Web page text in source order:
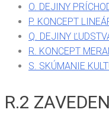
O. DEJINY
P. KONCEPT
Q. DEJINY
R. KONCEPT
S. SKÚMANIE
R.2